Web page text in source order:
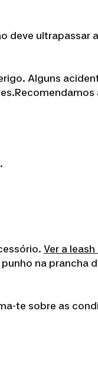
deve ultrapassar
Alguns
Ver a
na prancha
te sobre as